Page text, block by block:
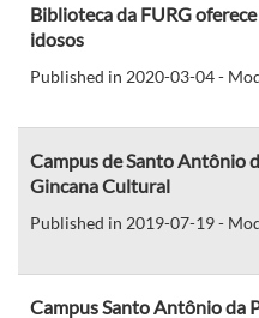
Biblioteca da FURG
idosos
Published in 2020-03-04 -
Campus de Santo Antônio
Gincana Cultural
Published in 2019-07-19 -
Campus Santo Antônio da